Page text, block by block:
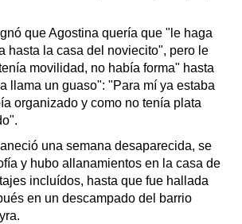
que Agostina quería que "le haga
hasta la casa del noviecito", pero le
movilidad, no había forma" hasta
llama un guaso": "Para mí ya estaba
organizado y como no tenía plata
una semana desaparecida, se
y hubo allanamientos en la casa de
incluídos, hasta que fue hallada
en un descampado del barrio